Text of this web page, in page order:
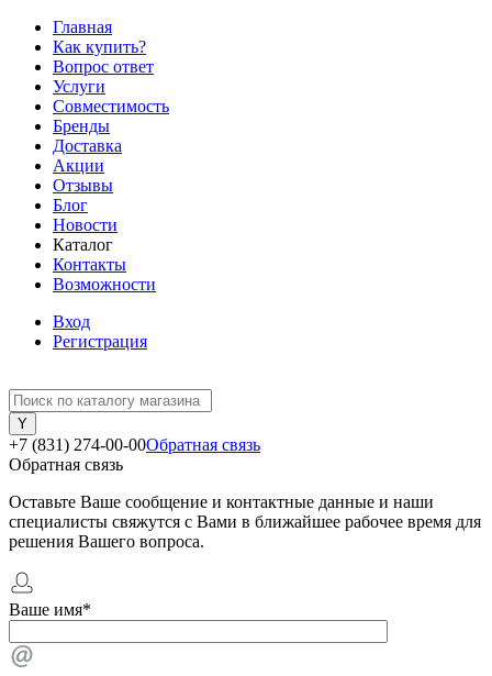
Главная
Как купить?
Вопрос ответ
Услуги
Совместимость
Бренды
Доставка
Акции
Отзывы
Блог
Новости
Каталог
Контакты
Возможности
Вход
Регистрация
+7 (831) 274-00-00Обратная связь
Обратная связь
Оставьте Ваше сообщение и контактные данные и наши
специалисты свяжутся с Вами в ближайшее рабочее время для
решения Вашего вопроса.
Ваше имя*